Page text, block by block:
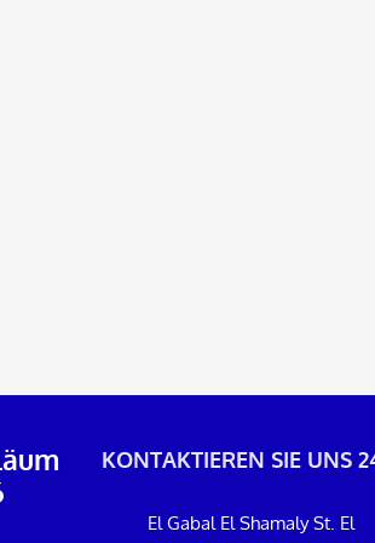
KONTAKTIEREN SIE UNS
El Gabal El Shamaly St. El